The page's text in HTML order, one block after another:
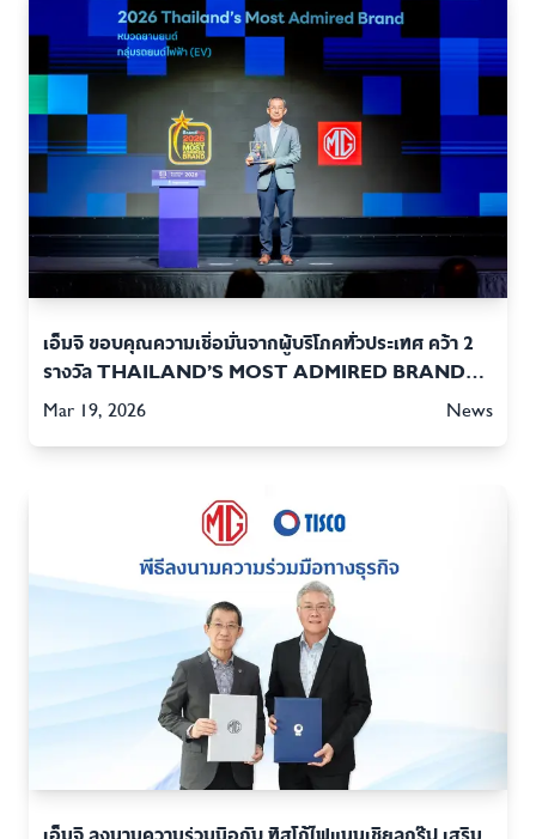
เอ็มจี ขอบคุณความเชื่อมั่นจากผู้บริโภคทั่วประเทศ คว้า 2
รางวัล THAILAND’S MOST ADMIRED BRAND
2026 และ THAILAND CAR OF THE YEAR 2026
Mar 19, 2026 News